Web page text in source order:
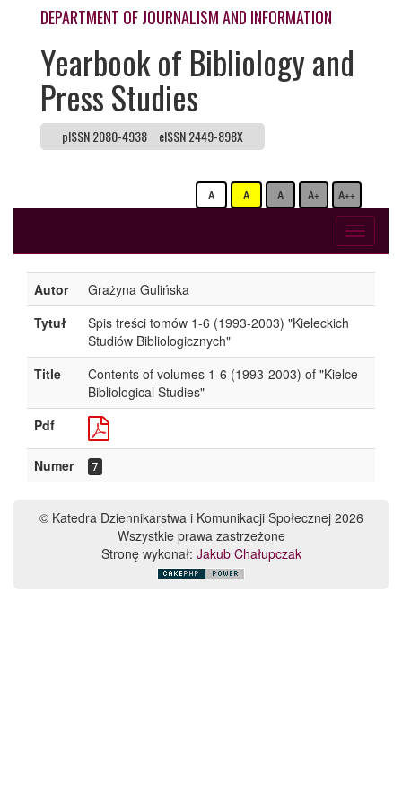
DEPARTMENT OF JOURNALISM AND INFORMATION
Yearbook of Bibliology and
Press Studies
pISSN 2080-4938 eISSN 2449-898X
A A A A+ A++
Toggle
Autor
Grażyna Gulińska
Tytuł
Spis treści tomów 1-6 (1993-2003) "Kieleckich
Studiów Bibliologicznych"
Title
Contents of volumes 1-6 (1993-2003) of "Kielce
Bibliological Studies"
Pdf
Numer 7
© Katedra Dziennikarstwa i Komunikacji Społecznej 2026
Wszystkie prawa zastrzeżone
Stronę wykonał: Jakub Chałupczak